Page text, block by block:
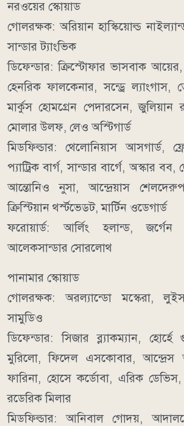
নরওয়ের স্কোয়াড
গোলরক্ষক: অরিয়ান হাস্কিয়োল্ড
সান্ডার ট্যাংভিক
ডিফেন্ডার: ক্রিস্টোফার ভাসবাক আয়ের,
হেনরিক ফালকেনার, সন্ড্রে ল্যাংগাস,
মার্কুস হোমগ্রেন পেদারসেন, জুলিয়ান
মোলার উলফ, লেও অস্টিগার্ড
মিডফিল্ডার: থেলোনিয়াস আসগার্ড,
প্যাট্রিক বার্গ, সান্ডার বার্গে, অস্কার
আন্তোনিও নুসা, আন্দ্রেয়াস
ক্রিস্টিয়ান থর্স্টভেড্ট, মার্টিন ওডেগার্ড
ফরোয়ার্ড: আর্লিং হলান্ড, জর্গেন
আলেকসান্ডার সোরলোথ
পানামার স্কোয়াড
গোলরক্ষক: অরল্যান্ডো মস্কেরা,
সামুডিও
ডিফেন্ডার: সিজার ব্ল্যাকম্যান,
মুরিলো, ফিদেল এসকোবার, আন্দ্রেস
ফারিনা, হোসে কর্ডোবা, এরিক
রডেরিক মিলার
মিডফিল্ডার: আনিবাল গোদয়,